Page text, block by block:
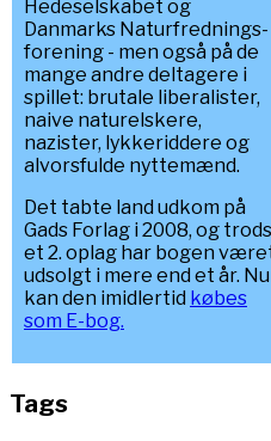
Hedeselskabet og
Danmarks Naturfrednings-
forening - men også på de
mange andre deltagere i
spillet: brutale liberalister,
naive naturelskere,
nazister, lykkeriddere og
alvorsfulde nyttemænd.
Det tabte land udkom på
Gads Forlag i 2008, og trods
et 2. oplag har bogen
udsolgt i mere end et år. Nu
kan den imidlertid købes
som E-bog.
Tags